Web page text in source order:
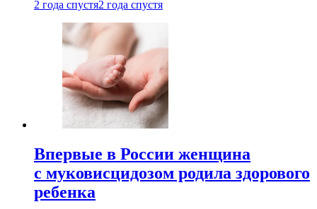
2 года спустя2 года спустя
Впервые в России женщина
с муковисцидозом родила здорового
ребенка